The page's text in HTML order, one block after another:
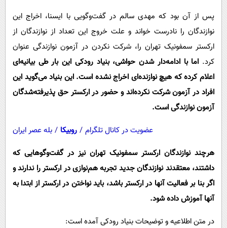
حیات وحش
سیاست خارجی
پس از آن بود که مهدی سالم در گفت‌وگویی با ایسنا، اخراج این
نوازندگان را نادرست خواند و علت خروج این تعداد از نوازندگان از
ارکستر سمفونیک تهران را، شرکت نکردن در آزمون نوازندگی عنوان
کرد. اما با ادامه‌دار شدن حواشی، بنیاد رودکی این بار طی بیانیه‌ای
اعلام کرده که هیچ نوازنده‌ای اخراج نشده است. این بنیاد می‌گوید این
افراد در آزمون شرکت‌ نکرده‌اند و حضور در ارکستر حق پذیرفته‌شدگان
آزمون نوازندگی است.
عضویت در کانال تلگرام / روبیکا / بله عصر ایران
هرچند نوازندگان ارکستر سمفونیک تهران نیز در گفت‌وگوهایی که
داشتند، معتقدند نوازندگان جدید تجربه هم‌نوازی در ارکستر را ندارند و
اگر بنا بر فعالیت آنها در ارکستر باشد، باید نواختن در ارکستر از ابتدا به
آنها آموزش داده شود.
در متن اطلاعیه و توضیحات بنیاد رودکی آمده است: